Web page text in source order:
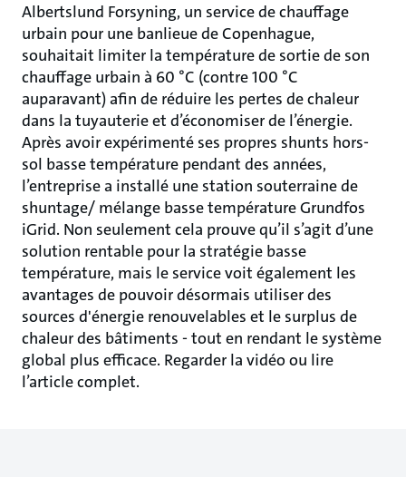
Albertslund Forsyning, un service de chauffage
urbain pour une banlieue de Copenhague,
souhaitait limiter la température de sortie de son
chauffage urbain à 60 °C (contre 100 °C
auparavant) afin de réduire les pertes de chaleur
dans la tuyauterie et d’économiser de l’énergie.
Après avoir expérimenté ses propres shunts hors-
sol basse température pendant des années,
l’entreprise a installé une station souterraine de
shuntage/ mélange basse température Grundfos
iGrid. Non seulement cela prouve qu’il s’agit d’une
solution rentable pour la stratégie basse
température, mais le service voit également les
avantages de pouvoir désormais utiliser des
sources d'énergie renouvelables et le surplus de
chaleur des bâtiments - tout en rendant le système
global plus efficace. Regarder la vidéo ou lire
l’article complet.